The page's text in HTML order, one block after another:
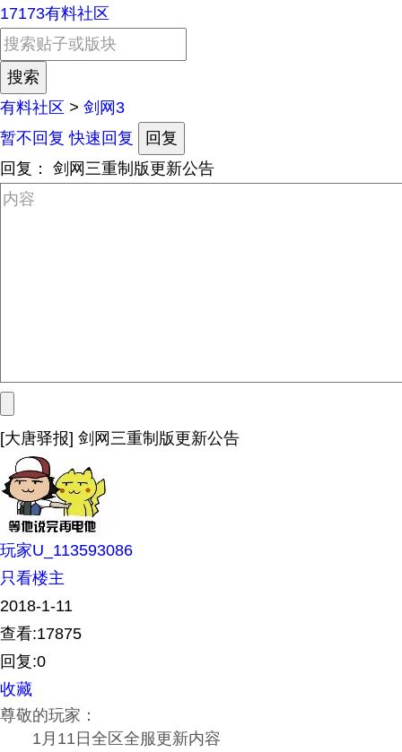
17173有料社区
有料社区 > 剑网3
暂不回复 快速回复
回复
回复：
剑网三重制版更新公告
[大唐驿报] 剑网三重制版更新公告
玩家U_113593086
只看楼主
2018-1-11
查看:17875
回复:0
收藏
尊敬的玩家：
1月11日全区全服更新内容